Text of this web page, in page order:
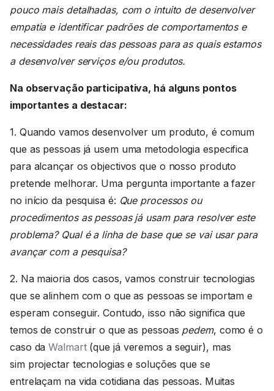
pouco mais detalhadas, com o intuito de desenvolver
empatia e identificar padrões de comportamentos e
necessidades reais das pessoas para as quais estamos
a desenvolver serviços e/ou produtos.
Na observação participativa, há alguns pontos
importantes a destacar:
1. Quando vamos desenvolver um produto, é comum
que as pessoas já usem uma metodologia especifica
para alcançar os objectivos que o nosso produto
pretende melhorar. Uma pergunta importante a fazer
no início da pesquisa é: Que processos ou
procedimentos as pessoas já usam para resolver este
problema? Qual é a linha de base que se vai usar para
avançar com a pesquisa?
2. Na maioria dos casos, vamos construir tecnologias
que se alinhem com o que as pessoas se importam e
esperam conseguir. Contudo, isso não significa que
temos de construir o que as pessoas pedem, como é o
caso daWalmart(que já veremos a seguir), mas
sim projectar tecnologias e soluções que se
entrelaçam na vida cotidiana das pessoas. Muitas